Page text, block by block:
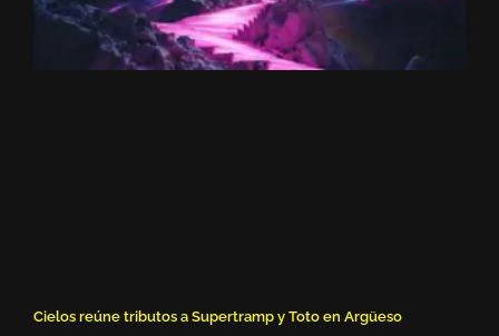
Cielos reúne tributos a Supertramp y Toto en Argüeso